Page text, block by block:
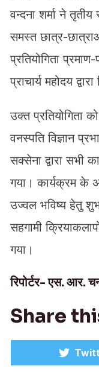
वन्दना शर्मा ने तृतीय
समस्त छात्र-
प्रतियोगिता
प्राचार्य महोदय
उक्त प्रतियोगिता
वनस्पति विज्ञान
सक्सेना द्वारा सभी
गया। कार्यक्रम के
उज्वल भविष्य हेतु
सहगामी
गया।
रिपोर्टर- एस. आर.
Share